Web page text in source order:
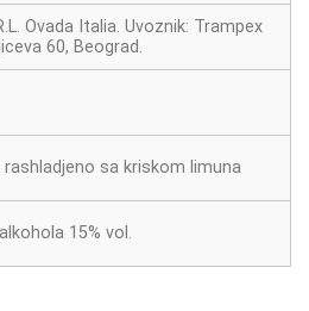
Ovada Italia. Uvoznik: Trampex
60, Beograd.
rashladjeno sa kriskom limuna
15% vol.